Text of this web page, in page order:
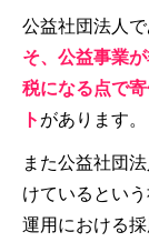
公益社団法人で
そ、公益事業
税になる点で
ト があります。
また公益社団
けているとい
運用における